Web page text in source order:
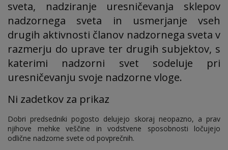
sveta, nadziranje uresničevanja sklepov
nadzornega sveta in usmerjanje vseh
drugih aktivnosti članov nadzornega sveta v
razmerju do uprave ter drugih subjektov, s
katerimi nadzorni svet sodeluje pri
uresničevanju svoje nadzorne vloge.
Ni zadetkov za prikaz
Dobri predsedniki pogosto delujejo skoraj neopazno, a prav
njihove mehke veščine in vodstvene sposobnosti ločujejo
odlične nadzorne svete od povprečnih.